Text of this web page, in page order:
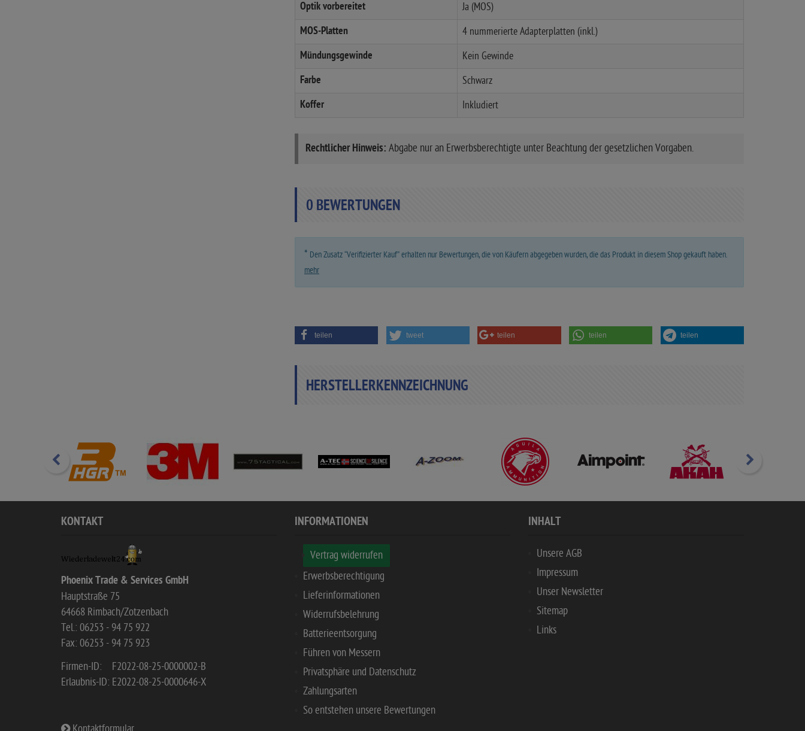
Optik vorbereitet Ja (MOS)
MOS-Platten 4 nummerierte Adapterplatten (inkl.)
Mündungsgewinde Kein Gewinde
Farbe Schwarz
Koffer Inkludiert
Rechtlicher Hinweis: Abgabe nur an Erwerbsberechtigte unter Beachtung der gesetzlichen Vorgaben.
0 BEWERTUNGEN
* Den Zusatz “Verifizierter Kauf” erhalten nur Bewertungen, die von Käufern abgegeben wurden, die das Produkt in diesem Shop gekauft haben.
mehr
teilen tweet teilen teilen teilen
HERSTELLERKENNZEICHNUNG
KONTAKT
Phoenix Trade & Services GmbH
Hauptstraße 75
64668 Rimbach/Zotzenbach
Tel.: 06253 - 94 75 922
Fax: 06253 - 94 75 923
Firmen-ID:
F2022-08-25-0000002-B
Erlaubnis-ID: E2022-08-25-0000646-X
INFORMATIONEN
Vertrag widerrufen
Erwerbsberechtigung
Lieferinformationen
Widerrufsbelehrung
Batterieentsorgung
Führen von Messern
Privatsphäre und Datenschutz
Zahlungsarten
So entstehen unsere Bewertungen
INHALT
Unsere AGB
Impressum
Unser Newsletter
Sitemap
Links